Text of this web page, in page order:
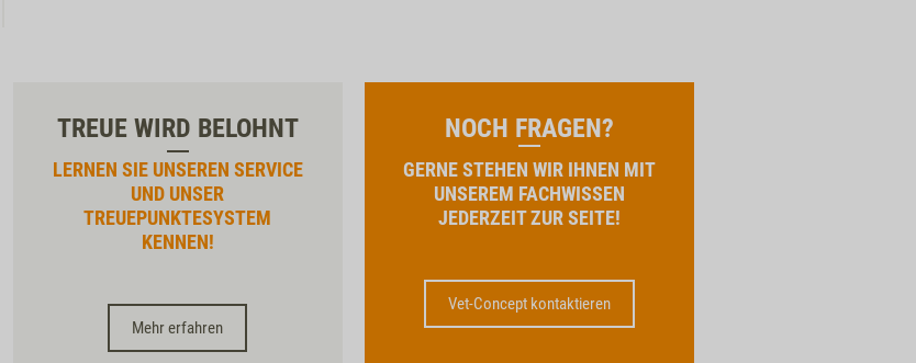
TREUE WIRD BELOHNT
LERNEN SIE UNSEREN SERVICE
UND UNSER
TREUEPUNKTESYSTEM
KENNEN!
Mehr erfahren
NOCH FRAGEN?
GERNE STEHEN WIR IHNEN MIT
UNSEREM FACHWISSEN
JEDERZEIT ZUR SEITE!
Vet-Concept kontaktieren